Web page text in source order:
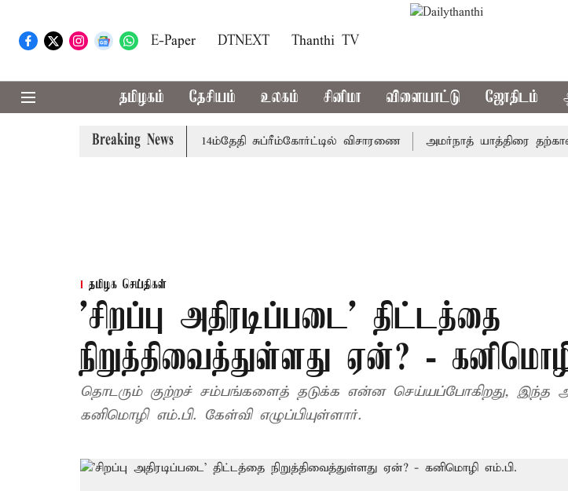
E-Paper DTNEXT Thanthi TV
தமிழகம் தேசியம் உலகம் சினிமா விளையாட்டு ஜோதிடம்
Breaking News
அரசுப்பணி வழக்கு; வரும் 14ம்தேதி சுப்ரீம்கோர்ட்டில் விசாரணை அமர்நாத் யாத்திரை
தமிழக செய்திகள்
'சிறப்பு அதிரடிப்படை' திட்டத்தை
நிறுத்திவைத்துள்ளது ஏன்? -
தொடரும் குற்றச் சம்பங்களைத் தடுக்க என்ன செய்யப்போகிறது, இந்த
கனிமொழி எம்.பி. கேள்வி எழுப்பியுள்ளார்.